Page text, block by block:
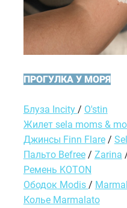
ПРОГУЛКА У МОРЯ
Блуза Incity / O'stin
Жилет sela moms &
Джинсы Finn Flare/
Пальто Befree/ Zarina
Ремень KOTON
Ободок Modis /
Колье Marmalato